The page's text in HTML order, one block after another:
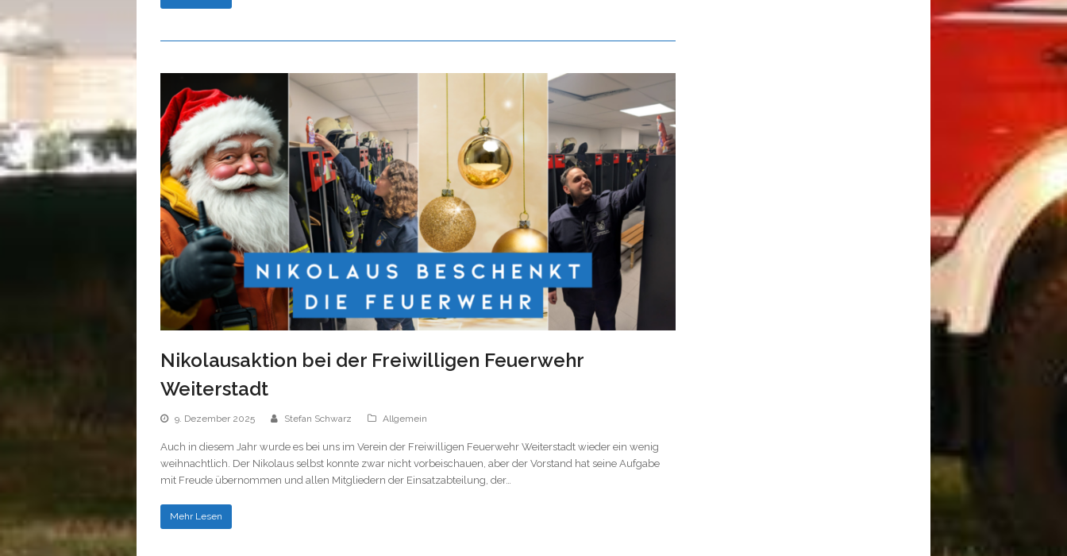
Nikolausaktion bei der Freiwilligen Feuerwehr
Weiterstadt
9. Dezember 2025 Stefan Schwarz Allgemein
Auch in diesem Jahr wurde es bei uns im Verein der Freiwilligen Feuerwehr Weiterstadt wieder ein wenig
weihnachtlich. Der Nikolaus selbst konnte zwar nicht vorbeischauen, aber der Vorstand hat seine Aufgabe
mit Freude übernommen und allen Mitgliedern der Einsatzabteilung, der…
Mehr Lesen